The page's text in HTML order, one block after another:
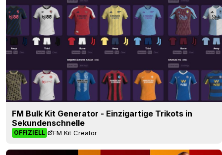
FM Bulk Kit Generator - Einzigartige Trikots in
Sekundenschnelle
OFFIZIELL FM Kit Creator